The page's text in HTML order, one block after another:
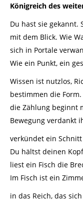
Königreich des
Du hast sie gekannt.
mit dem Blick. Wie
sich in Portale
Wie ein Punkt, ein
Wissen ist nutzlos,
bestimmen die
die Zählung beginnt
Bewegung verdankt
verkündet ein
Du hältst deinen
liest ein Fisch die
Im Fisch ist ein
in das Reich, das